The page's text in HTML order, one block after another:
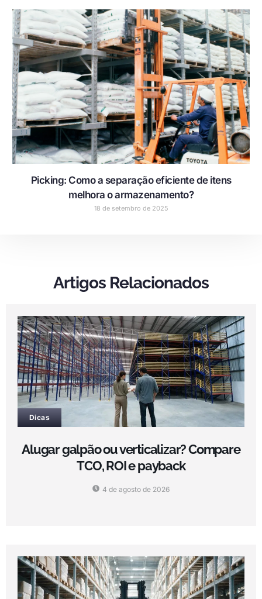
Picking: Como a separação eficiente de itens
melhora o armazenamento?
18 de setembro de 2025
Artigos Relacionados
Dicas
Alugar galpão ou verticalizar? Compare
TCO, ROI e payback
4 de agosto de 2026